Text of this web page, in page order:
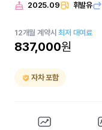
2025.09 휘발유
12개월 계약시최저 대여료
837,000원
자차 포함